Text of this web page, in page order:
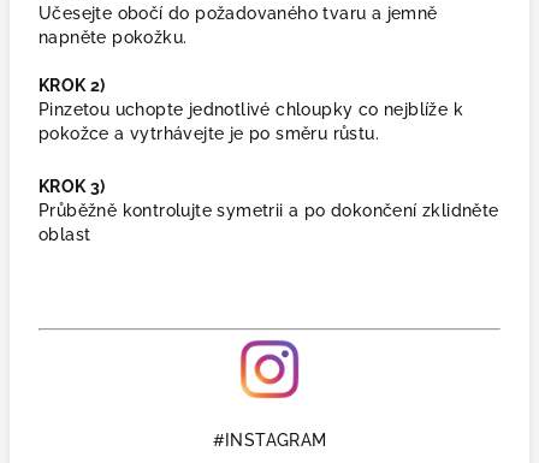
Učesejte obočí do požadovaného tvaru a jemně
napněte pokožku.
KROK 2)
Pinzetou uchopte jednotlivé chloupky co nejblíže k
pokožce a vytrhávejte je po směru růstu.
KROK 3)
Průběžně kontrolujte symetrii a po dokončení zklidněte
oblast
#INSTAGRAM